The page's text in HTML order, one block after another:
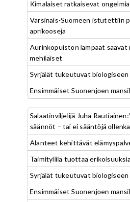
Kimalaiset ratkaisevat
Varsinais-Suomeen istutettiin
aprikooseja
Aurinkopuiston lampaat saavat
mehiläiset
Syrjälät tukeutuvat
Ensimmäiset Suonenjoen
Salaatinviljelijä Juha
säännöt – tai ei sääntöjä
Alanteet kehittävät
Taimityllilä tuottaa erikoisuuksia
Syrjälät tukeutuvat
Ensimmäiset Suonenjoen